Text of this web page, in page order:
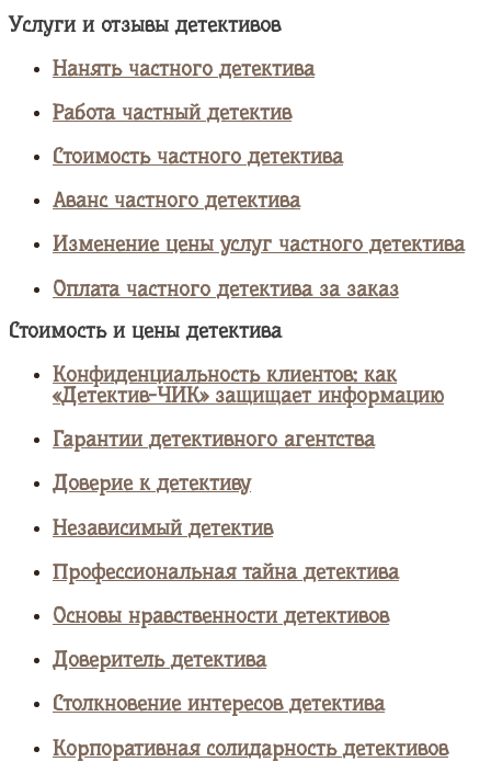
Услуги и отзывы детективов
Нанять частного детектива
Работа частный детектив
Стоимость частного детектива
Аванс частного детектива
Изменение цены услуг частного детектива
Оплата частного детектива за заказ
Стоимость и цены детектива
Конфиденциальность клиентов: как
«Детектив-ЧИК» защищает информацию
Гарантии детективного агентства
Доверие к детективу
Независимый детектив
Профессиональная тайна детектива
Основы нравственности детективов
Доверитель детектива
Столкновение интересов детектива
Корпоративная солидарность детективов